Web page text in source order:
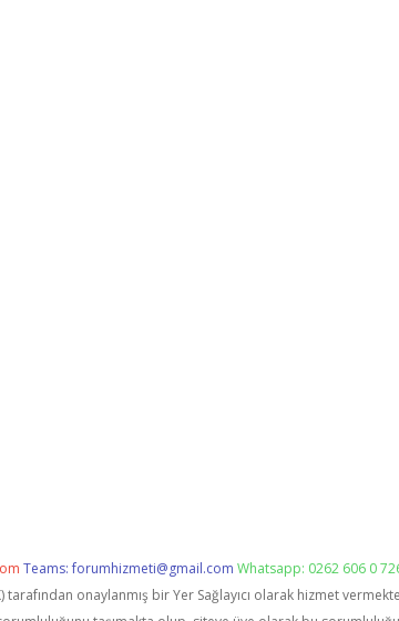
Teams:forumhizmeti@gmail.com Whatsapp: 0262 606 0
tarafından onaylanmış bir Yer Sağlayıcı olarak hizmet